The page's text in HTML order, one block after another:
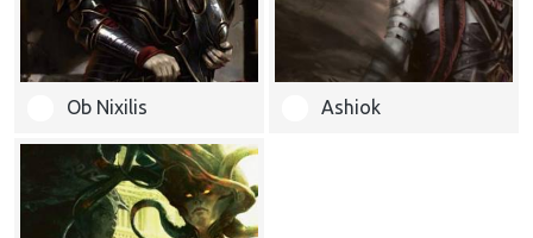
Ob Nixilis Ashiok